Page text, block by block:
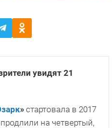
увидят 21
» стартовала в 2017
на четвертый,